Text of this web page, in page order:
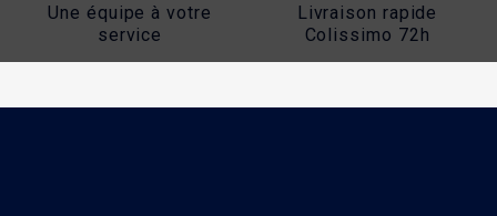
Une équipe à votre
service
Livraison rapide
Colissimo 72h